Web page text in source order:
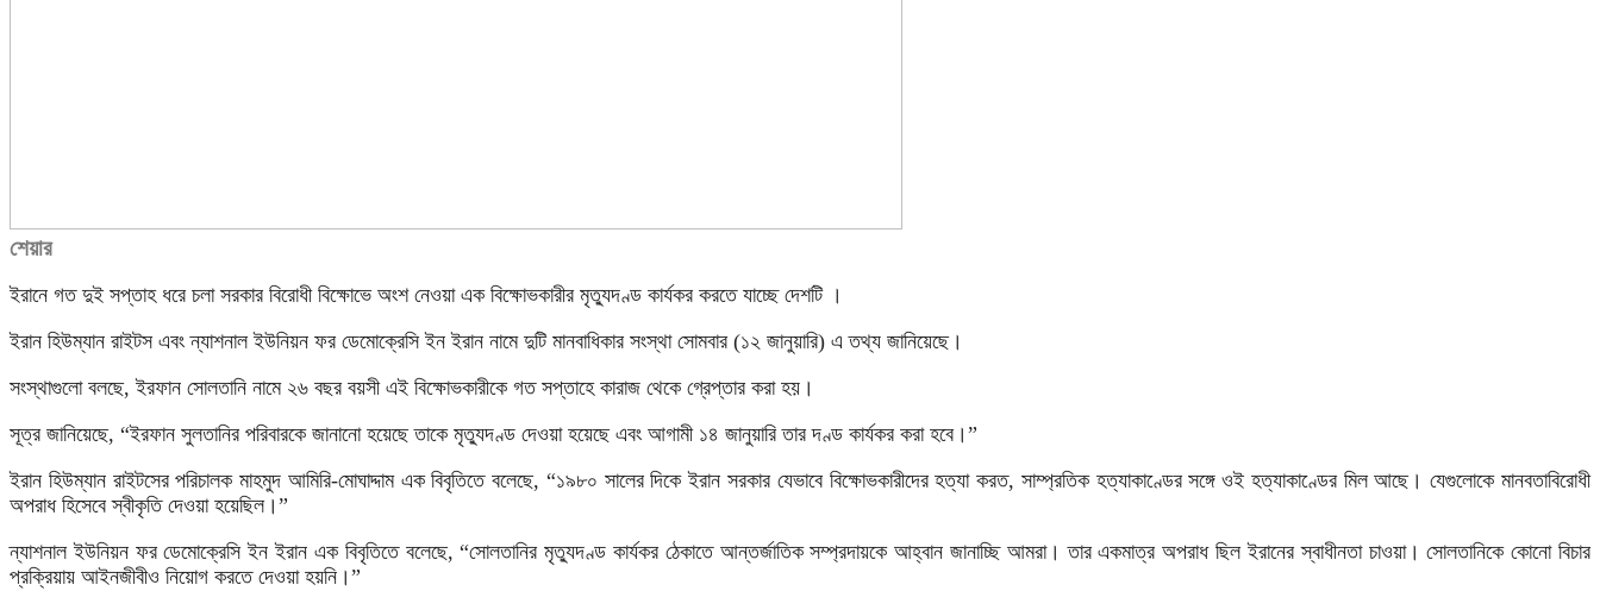
শেয়ার
ইরানে গত দুই সপ্তাহ ধরে চলা সরকার বিরোধী বিক্ষোভে অংশ নেওয়া এক বিক্ষোভকারীর মৃত্যুদণ্ড কার্যকর করতে যাচ্ছে দেশটি ।
ইরান হিউম্যান রাইটস এবং ন্যাশনাল ইউনিয়ন ফর ডেমোক্রেসি ইন ইরান নামে দুটি মানবাধিকার সংস্থা সোমবার (১২ জানুয়ারি) এ তথ্য জানিয়েছে।
সংস্থাগুলো বলছে, ইরফান সোলতানি নামে ২৬ বছর বয়সী এই বিক্ষোভকারীকে গত সপ্তাহে কারাজ থেকে গ্রেপ্তার করা হয়।
সূত্র জানিয়েছে, “ইরফান সুলতানির পরিবারকে জানানো হয়েছে তাকে মৃত্যুদণ্ড দেওয়া হয়েছে এবং আগামী ১৪ জানুয়ারি তার দণ্ড কার্যকর করা হবে।”
ইরান হিউম্যান রাইটসের পরিচালক মাহমুদ আমিরি-মোঘাদ্দাম এক বিবৃতিতে বলেছে, “১৯৮০ সালের দিকে ইরান সরকার যেভাবে বিক্ষোভকারীদের হত্যা করত, সাম্প্রতিক হত্যাকাণ্ডের সঙ্গে ওই হত্যাকাণ্ডের মিল আছে। যেগুলোকে মানবতাবিরোধী
অপরাধ হিসেবে স্বীকৃতি দেওয়া হয়েছিল।”
ন্যাশনাল ইউনিয়ন ফর ডেমোক্রেসি ইন ইরান এক বিবৃতিতে বলেছে, “সোলতানির মৃত্যুদণ্ড কার্যকর ঠেকাতে আন্তর্জাতিক সম্প্রদায়কে আহ্বান জানাচ্ছি আমরা। তার একমাত্র অপরাধ ছিল ইরানের স্বাধীনতা চাওয়া। সোলতানিকে কোনো বিচার
প্রক্রিয়ায় আইনজীবীও নিয়োগ করতে দেওয়া হয়নি।”